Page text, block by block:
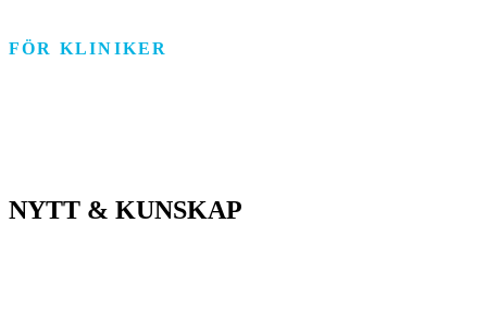
FÖR KLINIKER
NYTT & KUNSKAP